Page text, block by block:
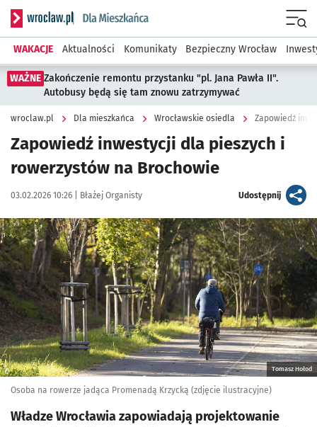
Serwis informacyjny wroclaw.pl podserwis: Dla mieszkańca
WAKACJE Aktualności Komunikaty Bezpieczny Wrocław
WAŻNE Zakończenie remontu przystanku "pl. Jana Pawła II".
Autobusy będą się tam znowu zatrzymywać
wroclaw.pl Dla mieszkańca Wrocławskie osiedla Zapowiedź
Zapowiedź inwestycji dla pieszych i
rowerzystów na Brochowie
Data publikacji:
03.02.2026 10:26 | Autor:
Błażej Organisty Udostępnijartykuł
Kliknij, aby powiększyć
Tomasz Hołod
Osoba na rowerze jadąca Promenadą Krzycką (zdjęcie ilustracyjne)
Władze Wrocławia zapowiadają projektowanie